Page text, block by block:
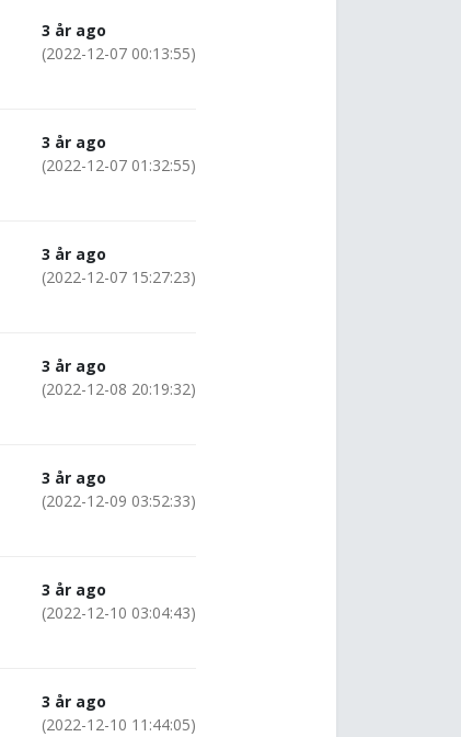
3 år ago
(2022-12-07 00:13:55)
3 år ago
(2022-12-07 01:32:55)
3 år ago
(2022-12-07 15:27:23)
3 år ago
(2022-12-08 20:19:32)
3 år ago
(2022-12-09 03:52:33)
3 år ago
(2022-12-10 03:04:43)
3 år ago
(2022-12-10 11:44:05)